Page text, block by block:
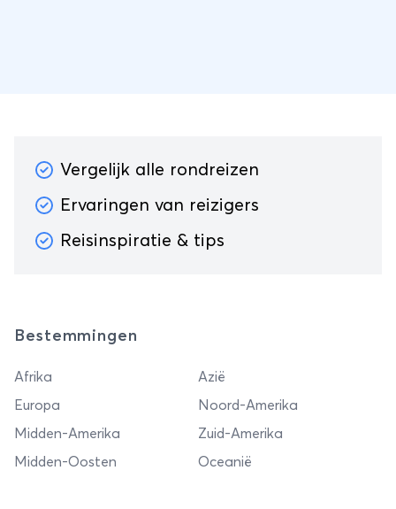
Vergelijk alle rondreizen
Ervaringen van reizigers
Reisinspiratie & tips
Bestemmingen
Afrika
Azië
Europa
Noord-Amerika
Midden-Amerika
Zuid-Amerika
Midden-Oosten
Oceanië